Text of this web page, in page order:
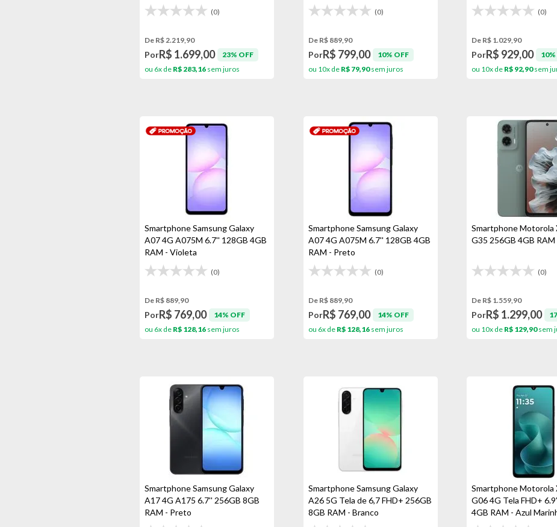
(0)
De R$ 2.219,90
PorR$ 1.699,00
23% OFF
ou 6x de R$ 283,16 sem juros
(0)
De R$ 889,90
PorR$ 799,00
10% OFF
ou 10x de R$ 79,90sem juros
(0)
De R$ 1.029,90
PorR$ 929,00
ou 10x de R$ 92,90sem
Smartphone Samsung Galaxy
A07 4G A075M 6.7'' 128GB 4GB
RAM - Violeta
(0)
De R$ 889,90
PorR$ 769,00
14% OFF
ou 6x de R$ 128,16 sem juros
Smartphone Samsung Galaxy
A07 4G A075M 6.7'' 128GB 4GB
RAM - Preto
(0)
De R$ 889,90
PorR$ 769,00
14% OFF
ou 6x de R$ 128,16sem juros
Smartphone Motorola
G35 256GB 4GB RAM
(0)
De R$ 1.559,90
PorR$ 1.299,00
ou 10x de R$ 129,90sem
Smartphone Samsung Galaxy
A17 4G A175 6.7'' 256GB 8GB
RAM - Preto
Smartphone Samsung Galaxy
A26 5G Tela de 6,7 FHD+ 256GB
8GB RAM - Branco
Smartphone Motorola
G06 4G Tela FHD+
4GB RAM - Azul